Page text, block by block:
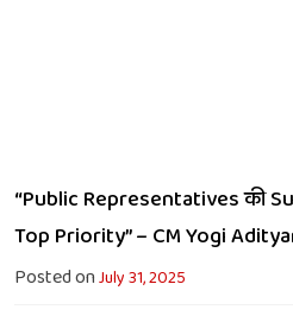
“Public Representatives की
Top Priority” – CM Yogi
Posted onJuly 31, 2025